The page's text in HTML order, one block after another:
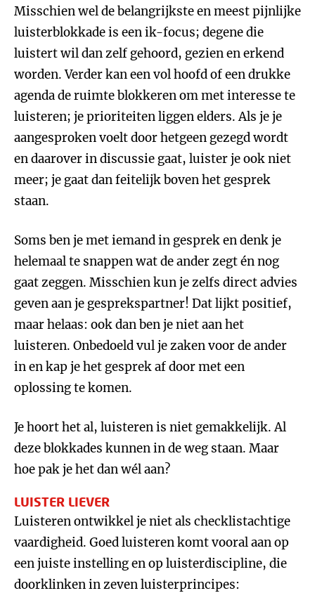
Misschien wel de belangrijkste en meest pijnlijke
luisterblokkade is een ik-focus; degene die
luistert wil dan zelf gehoord, gezien en erkend
worden. Verder kan een vol hoofd of een drukke
agenda de ruimte blokkeren om met interesse te
luisteren; je prioriteiten liggen elders. Als je je
aangesproken voelt door hetgeen gezegd wordt
en daarover in discussie gaat, luister je ook niet
meer; je gaat dan feitelijk boven het gesprek
staan.
Soms ben je met iemand in gesprek en denk je
helemaal te snappen wat de ander zegt én nog
gaat zeggen. Misschien kun je zelfs direct advies
geven aan je gesprekspartner! Dat lijkt positief,
maar helaas: ook dan ben je niet aan het
luisteren. Onbedoeld vul je zaken voor de ander
in en kap je het gesprek af door met een
oplossing te komen.
Je hoort het al, luisteren is niet gemakkelijk. Al
deze blokkades kunnen in de weg staan. Maar
hoe pak je het dan wél aan?
LUISTER LIEVER
Luisteren ontwikkel je niet als checklistachtige
vaardigheid. Goed luisteren komt vooral aan op
een juiste instelling en op luisterdiscipline, die
doorklinken in zeven luisterprincipes: